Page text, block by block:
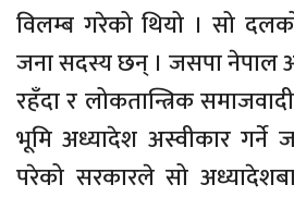
विलम्ब गरेको थियो । सो दलको
जना सदस्य छन् । जसपा नेपाल
रहँदा र लोकतान्त्रिक
भूमि अध्यादेश अस्वीकार गर्ने
परेको सरकारले सो